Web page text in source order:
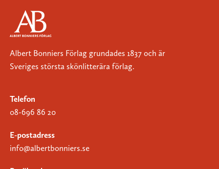
Albert Bonniers Förlag grundades 1837 och är
Sveriges största skönlitterära förlag.
Telefon
08-696 86 20
E-postadress
info@albertbonniers.se